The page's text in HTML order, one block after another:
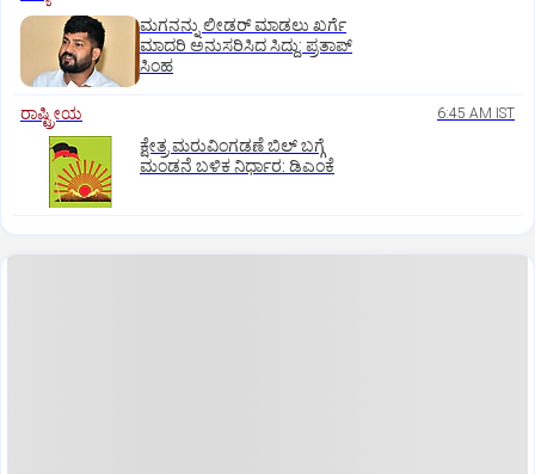
ಮಗನನ್ನು ಲೀಡರ್ ಮಾಡಲು ಖರ್ಗೆ
ಮಾದರಿ ಅನುಸರಿಸಿದ ಸಿದ್ದು: ಪ್ರತಾಪ್‌
ಸಿಂಹ
ರಾಷ್ಟ್ರೀಯ 6:45 AM IST
ಕ್ಷೇತ್ರ ಮರುವಿಂಗಡಣೆ ಬಿಲ್‌ ಬಗ್ಗೆ
ಮಂಡನೆ ಬಳಿಕ ನಿರ್ಧಾರ: ಡಿಎಂಕೆ